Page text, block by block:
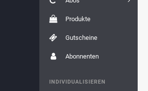
Produkte
Gutscheine
Abonnenten
INDIVIDUALISIEREN